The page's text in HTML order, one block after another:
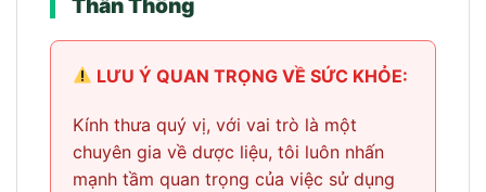
LƯU Ý QUAN TRỌNG VỀ SỨC KHỎE:
Kính thưa quý vị, với vai trò là một
chuyên gia về dược liệu, tôi luôn nhấn
mạnh tầm quan trọng của việc sử dụng